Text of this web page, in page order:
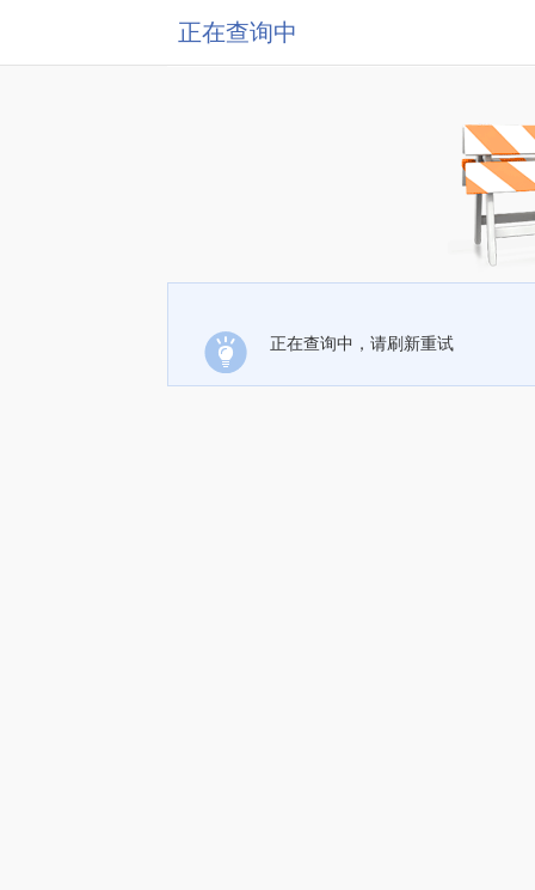
正在查询中
正在查询中，请刷新重试